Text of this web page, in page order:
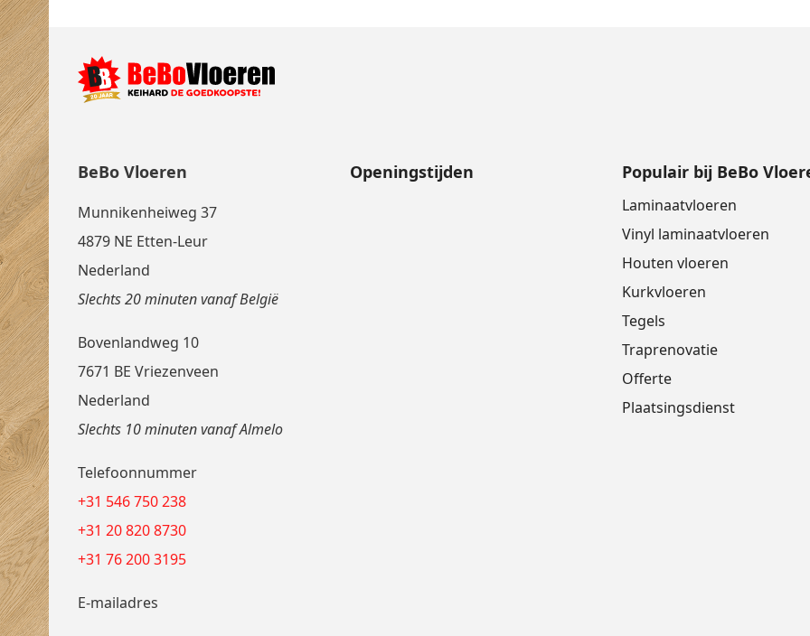
BeBo Vloeren
Munnikenheiweg 37
4879 NE Etten-Leur
Nederland
Slechts 20 minuten vanaf België
Bovenlandweg 10
7671 BE Vriezenveen
Nederland
Slechts 10 minuten vanaf Almelo
Telefoonnummer
+31 546 750 238
+31 20 820 8730
+31 76 200 3195
E-mailadres
Openingstijden Populair bij BeBo
Laminaatvloeren
Vinyl laminaatvloeren
Houten vloeren
Kurkvloeren
Tegels
Traprenovatie
Offerte
Plaatsingsdienst